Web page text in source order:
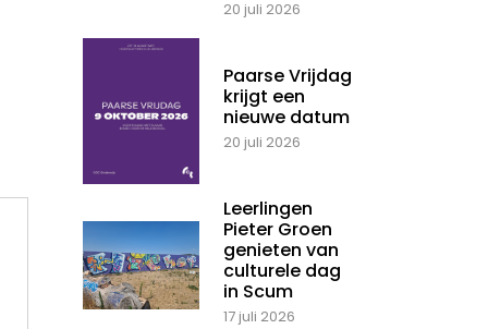
20 juli 2026
Paarse Vrijdag
krijgt een
nieuwe datum
20 juli 2026
Leerlingen
Pieter Groen
genieten van
culturele dag
in Scum
17 juli 2026